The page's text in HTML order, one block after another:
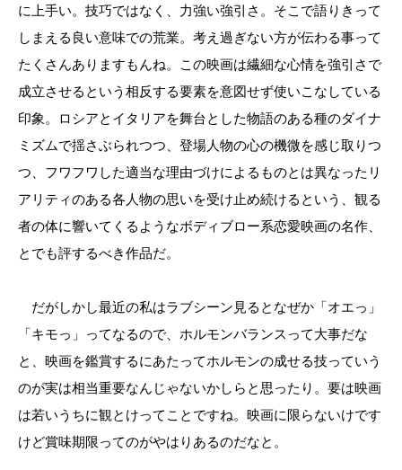
に上手い。技巧ではなく、力強い強引さ。そこで語りきって
しまえる良い意味での荒業。考え過ぎない方が伝わる事って
たくさんありますもんね。この映画は繊細な心情を強引さで
成立させるという相反する要素を意図せず使いこなしている
印象。ロシアとイタリアを舞台とした物語のある種のダイナ
ミズムで揺さぶられつつ、登場人物の心の機微を感じ取りつ
つ、フワフワした適当な理由づけによるものとは異なったリ
アリティのある各人物の思いを受け止め続けるという、観る
者の体に響いてくるようなボディブロー系恋愛映画の名作、
とでも評するべき作品だ。
だがしかし最近の私はラブシーン見るとなぜか「オエっ」
「キモっ」ってなるので、ホルモンバランスって大事だな
と、映画を鑑賞するにあたってホルモンの成せる技っていう
のが実は相当重要なんじゃないかしらと思ったり。要は映画
は若いうちに観とけってことですね。映画に限らないけです
けど賞味期限ってのがやはりあるのだなと。